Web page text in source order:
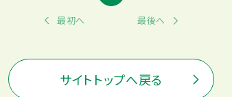
最初へ 最後へ
サイトトップへ戻る